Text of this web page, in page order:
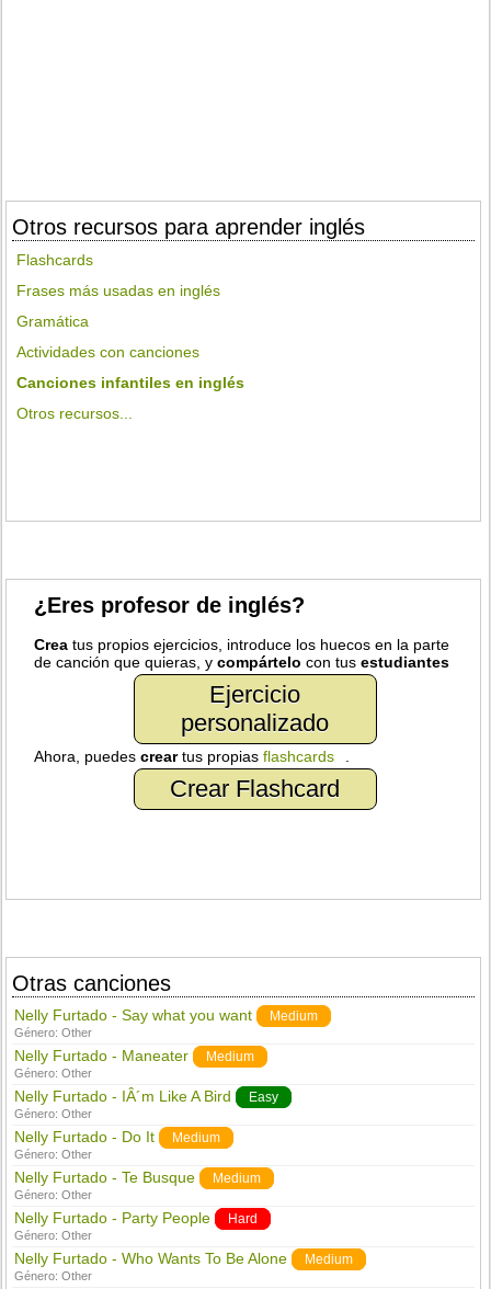
Otros recursos para aprender inglés
Flashcards
Frases más usadas en inglés
Gramática
Actividades con canciones
Canciones infantiles en inglés
Otros recursos...
¿Eres profesor de inglés?
Crea tus propios ejercicios, introduce los huecos en la parte
de canción que quieras, ycompártelo con tusestudiantes
Ejercicio
personalizado
Ahora, puedescreartus propiasflashcards .
Crear Flashcard
Otras canciones
Nelly Furtado - Say what you want Medium
Género:Other
Nelly Furtado - Maneater Medium
Género:Other
Nelly Furtado - IÂ´m Like A Bird Easy
Género:Other
Nelly Furtado - Do It Medium
Género:Other
Nelly Furtado - Te Busque Medium
Género:Other
Nelly Furtado - Party People Hard
Género:Other
Nelly Furtado - Who Wants To Be Alone Medium
Género:Other